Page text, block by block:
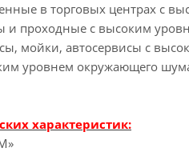
в торговых центрах с
и проходные с высоким
мойки, автосервисы с
уровнем окружающего
характеристик: